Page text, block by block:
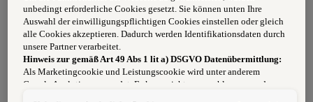
Standort:
Suchen
unbedingt erforderliche Cookies gesetzt. Sie können unten Ihre
Auswahl der einwilligungspflichtigen Cookies einstellen oder gleich
alle Cookies akzeptieren. Dadurch werden Identifikationsdaten durch
unsere Partner verarbeitet.
Hinweis zur gemäß Art 49 Abs 1 lit a) DSGVO Datenübermittlung:
Als Marketingcookie und Leistungscookie wird unter anderem
Google Analytics verwendet. Es kann nicht ausgeschlossen werden,